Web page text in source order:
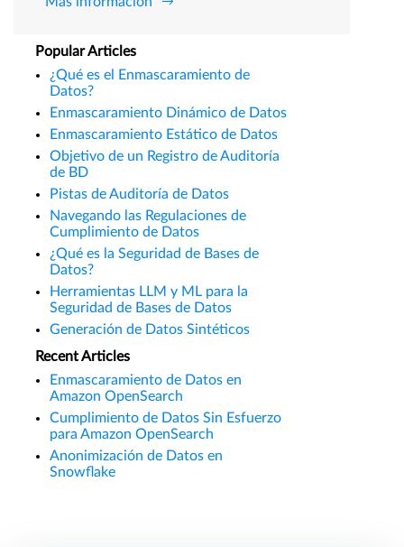
Popular Articles
¿Qué es el Enmascaramiento de
Datos?
Enmascaramiento Dinámico de Datos
Enmascaramiento Estático de Datos
Objetivo de un Registro de Auditoría
de BD
Pistas de Auditoría de Datos
Navegando las Regulaciones de
Cumplimiento de Datos
¿Qué es la Seguridad de Bases de
Datos?
Herramientas LLM y ML para la
Seguridad de Bases de Datos
Generación de Datos Sintéticos
Recent Articles
Enmascaramiento de Datos en
Amazon OpenSearch
Cumplimiento de Datos Sin Esfuerzo
para Amazon OpenSearch
Anonimización de Datos en
Snowflake